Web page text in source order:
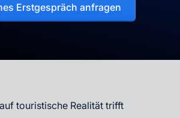
Erstgespräch anfragen
touristische Realität trifft